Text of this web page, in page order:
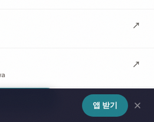
↗
↗
↗
앱 받기